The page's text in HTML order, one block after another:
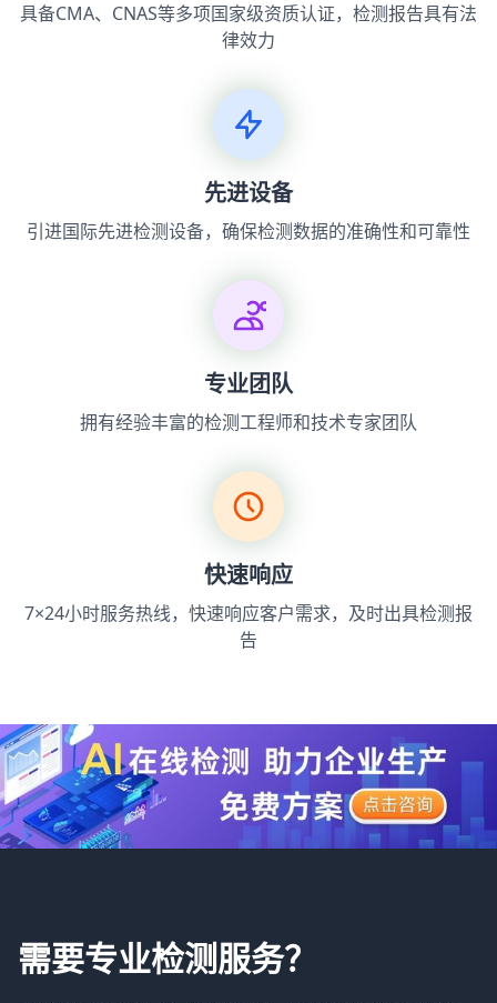
具备CMA、CNAS等多项国家级资质认证，检测报告具有法
律效力
先进设备
引进国际先进检测设备，确保检测数据的准确性和可靠性
专业团队
拥有经验丰富的检测工程师和技术专家团队
快速响应
7×24小时服务热线，快速响应客户需求，及时出具检测报
告
需要专业检测服务？